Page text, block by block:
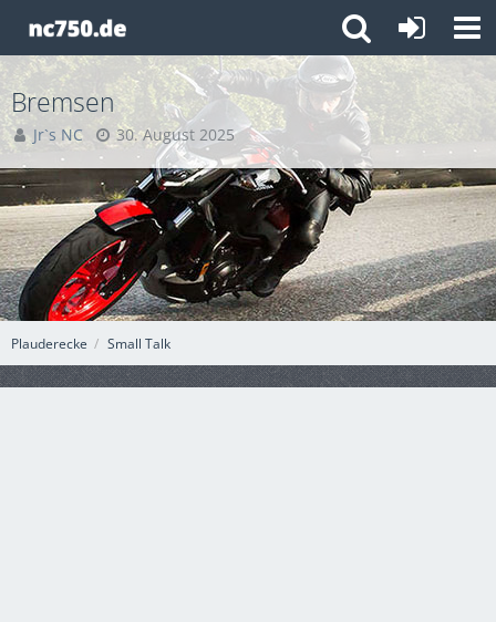
Plauderecke Small Talk
Bremsen
Jr`s NC 30. August 2025